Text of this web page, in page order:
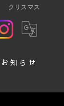
クリスマス
お知らせ